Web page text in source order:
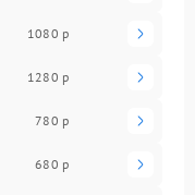
1080 р
1280 р
780 р
680 р